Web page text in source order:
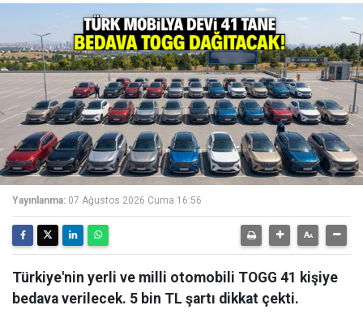
Yayınlanma: 07 Ağustos 2026 Cuma 16:56
Türkiye'nin yerli ve milli otomobili TOGG 41 kişiye
bedava verilecek. 5 bin TL şartı dikkat çekti.